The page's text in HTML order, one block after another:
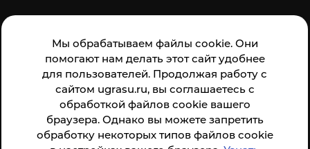
Мы обрабатываем файлы cookie. Они
помогают нам делать этот сайт удобнее
для пользователей. Продолжая работу с
сайтом ugrasu.ru, вы соглашаетесь с
обработкой файлов cookie вашего
браузера. Однако вы можете запретить
обработку некоторых типов файлов cookie
организации:
Анкета доступна по QR-коду, а так же по прямой